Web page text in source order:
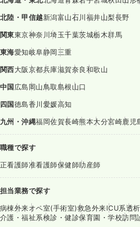
北陸・甲信越新潟富山石川福井山梨長野
関東東京神奈川埼玉千葉茨城栃木群馬
東海愛知岐阜静岡三重
関西大阪京都兵庫滋賀奈良和歌山
中国広島岡山鳥取島根山口
四国徳島香川愛媛高知
九州・沖縄福岡佐賀長崎熊本大分宮崎鹿児
職種で探す
正看護師准看護師保健師助産師
担当業務で探す
病棟外来オペ室(手術室)救急外来ICU系透析
介護・福祉系検診・健診保育園・学校訪問